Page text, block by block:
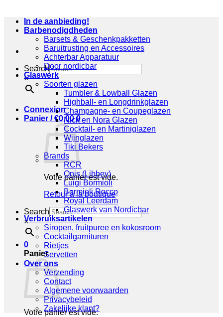
Search
×
Connexion
Panier /€0,00 0
Votre panier est vide.
Retour à la boutique
Search
×
0
Panier
Votre panier est vide.
In de aanbieding!
Barbenodigdheden
Barsets & Geschenkpakketten
Baruitrusting en Accessoires
Achterbar Apparatuur
Door nordicbar
Glaswerk
Soorten glazen
Tumbler & Lowball Glazen
Highball- en Longdrinkglazen
Champagne- en Coupeglazen
Nick en Nora Glazen
Cocktail- en Martiniglazen
Wijnglazen
Tiki Bekers
Brands
RCR
Onis (Libbey)
Luigi Bormioli
Bormioli Rocco
Royal Leerdam
Glaswerk van Nordicbar
Verbruiksartikelen
Siropen, fruitpuree en kokosroom
Cocktailgarnituren
Rietjes
Servetten
Over ons
Verzending
Contact
Algemene voorwaarden
Privacybeleid
Zakelijke klant?